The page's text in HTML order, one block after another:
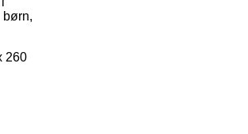
børn,
260